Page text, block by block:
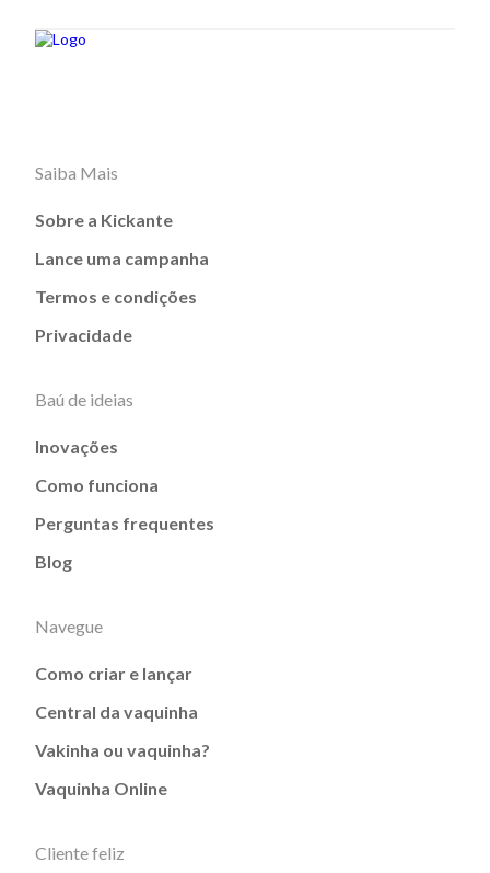
Saiba Mais
Sobre a Kickante
Lance uma campanha
Termos e condições
Privacidade
Baú de ideias
Inovações
Como funciona
Perguntas frequentes
Blog
Navegue
Como criar e lançar
Central da vaquinha
Vakinha ou vaquinha?
Vaquinha Online
Cliente feliz